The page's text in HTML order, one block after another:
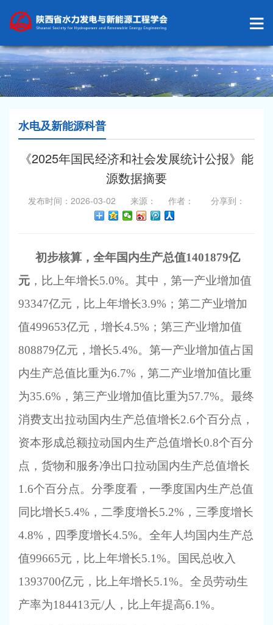
水电及新能源科普
《2025年国民经济和社会发展统计公报》能
源数据摘要
发布时间：2026-03-02 来源： 作者： 分享到：
初步核算，全年国内生产总值1401879亿
元 ，比上年增长5.0%。其中，第一产业增加值
93347亿元，比上年增长3.9%；第二产业增加
值499653亿元，增长4.5%；第三产业增加值
808879亿元，增长5.4%。第一产业增加值占国
内生产总值比重为6.7%，第二产业增加值比重
为35.6%，第三产业增加值比重为57.7%。最终
消费支出拉动国内生产总值增长2.6个百分点，
资本形成总额拉动国内生产总值增长0.8个百分
点，货物和服务净出口拉动国内生产总值增长
1.6个百分点。分季度看，一季度国内生产总值
同比增长5.4%，二季度增长5.2%，三季度增长
4.8%，四季度增长4.5%。全年人均国内生产总
值99665元，比上年增长5.1%。国民总收入
1393700亿元，比上年增长5.1%。全员劳动生
产率为184413元/人，比上年提高6.1%。